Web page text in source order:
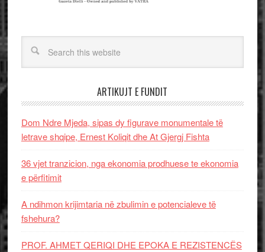
ARTIKUJT E FUNDIT
Dom Ndre Mjeda, sipas dy figurave monumentale të
letrave shqipe, Ernest Koliqit dhe At Gjergj Fishta
36 vjet tranzicion, nga ekonomia prodhuese te ekonomia
e përfitimit
A ndihmon krijimtaria në zbulimin e potencialeve të
fshehura?
PROF. AHMET QERIQI DHE EPOKA E REZISTENCЁS